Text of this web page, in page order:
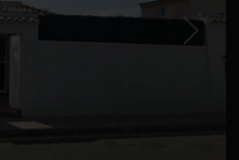
Neste